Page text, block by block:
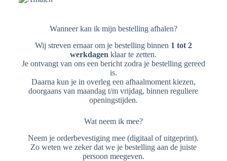
Wanneer kan ik mijn bestelling afhalen?
Wij streven ernaar om je bestelling binnen 1 tot 2
werkdagen klaar te zetten.
Je ontvangt van ons een bericht zodra je bestelling gereed
is.
Daarna kun je in overleg een afhaalmoment kiezen,
doorgaans van maandag t/m vrijdag, binnen reguliere
openingstijden.
Wat neem ik mee?
Neem je orderbevestiging mee (digitaal of uitgeprint).
Zo weten we zeker dat we je bestelling aan de juiste
persoon meegeven.